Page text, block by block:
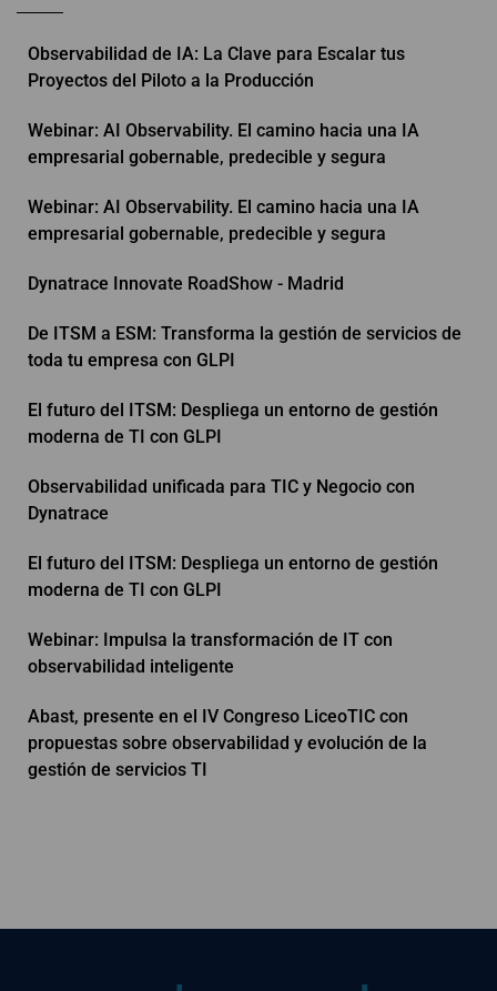
Observabilidad de IA: La Clave para Escalar tus
Proyectos del Piloto a la Producción
Webinar: AI Observability. El camino hacia una IA
empresarial gobernable, predecible y segura
Webinar: AI Observability. El camino hacia una IA
empresarial gobernable, predecible y segura
Dynatrace Innovate RoadShow - Madrid
De ITSM a ESM: Transforma la gestión de servicios de
toda tu empresa con GLPI
El futuro del ITSM: Despliega un entorno de gestión
moderna de TI con GLPI
Observabilidad unificada para TIC y Negocio con
Dynatrace
El futuro del ITSM: Despliega un entorno de gestión
moderna de TI con GLPI
Webinar: Impulsa la transformación de IT con
observabilidad inteligente
Abast, presente en el IV Congreso LiceoTIC con
propuestas sobre observabilidad y evolución de la
gestión de servicios TI